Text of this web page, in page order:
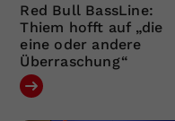
Red Bull BassLine:
Thiem hofft auf „die
eine oder andere
Überraschung“